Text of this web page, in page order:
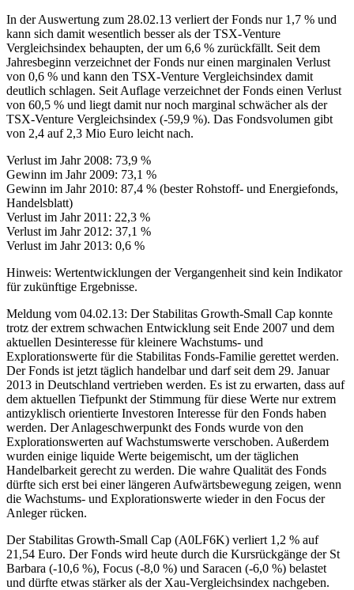
In der Auswertung zum 28.02.13 verliert der Fonds nur 1,7 % und
kann sich damit wesentlich besser als der TSX-Venture
Vergleichsindex behaupten, der um 6,6 % zurückfällt. Seit dem
Jahresbeginn verzeichnet der Fonds nur einen marginalen Verlust
von 0,6 % und kann den TSX-Venture Vergleichsindex damit
deutlich schlagen. Seit Auflage verzeichnet der Fonds einen Verlust
von 60,5 % und liegt damit nur noch marginal schwächer als der
TSX-Venture Vergleichsindex (-59,9 %). Das Fondsvolumen gibt
von 2,4 auf 2,3 Mio Euro leicht nach.
Verlust im Jahr 2008: 73,9 %
Gewinn im Jahr 2009: 73,1 %
Gewinn im Jahr 2010: 87,4 % (bester Rohstoff- und Energiefonds,
Handelsblatt)
Verlust im Jahr 2011: 22,3 %
Verlust im Jahr 2012: 37,1 %
Verlust im Jahr 2013: 0,6 %
Hinweis: Wertentwicklungen der Vergangenheit sind kein Indikator
für zukünftige Ergebnisse.
Meldung vom 04.02.13: Der Stabilitas Growth-Small Cap konnte
trotz der extrem schwachen Entwicklung seit Ende 2007 und dem
aktuellen Desinteresse für kleinere Wachstums- und
Explorationswerte für die Stabilitas Fonds-Familie gerettet werden.
Der Fonds ist jetzt täglich handelbar und darf seit dem 29. Januar
2013 in Deutschland vertrieben werden. Es ist zu erwarten, dass auf
dem aktuellen Tiefpunkt der Stimmung für diese Werte nur extrem
antizyklisch orientierte Investoren Interesse für den Fonds haben
werden. Der Anlageschwerpunkt des Fonds wurde von den
Explorationswerten auf Wachstumswerte verschoben. Außerdem
wurden einige liquide Werte beigemischt, um der täglichen
Handelbarkeit gerecht zu werden. Die wahre Qualität des Fonds
dürfte sich erst bei einer längeren Aufwärtsbewegung zeigen, wenn
die Wachstums- und Explorationswerte wieder in den Focus der
Anleger rücken.
Der Stabilitas Growth-Small Cap (A0LF6K) verliert 1,2 % auf
21,54 Euro. Der Fonds wird heute durch die Kursrückgänge der St
Barbara (-10,6 %), Focus (-8,0 %) und Saracen (-6,0 %) belastet
und dürfte etwas stärker als der Xau-Vergleichsindex nachgeben.